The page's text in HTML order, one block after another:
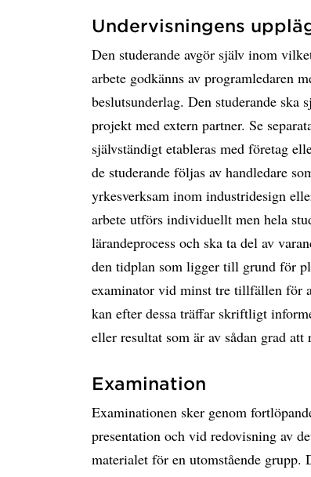
Undervisningens
Den studerande avgör själv inom
arbete godkänns av programledaren
beslutsunderlag. Den studerande
projekt med extern partner. Se
självständigt etableras med företag
de studerande följas av handledare
yrkesverksam inom industridesign
arbete utförs individuellt men hela
lärandeprocess och ska ta del av
den tidplan som ligger till grund för
examinator vid minst tre tillfällen för
kan efter dessa träffar skriftligt
eller resultat som är av sådan grad
Examination
Examinationen sker genom
presentation och vid redovisning av
materialet för en utomstående grupp.